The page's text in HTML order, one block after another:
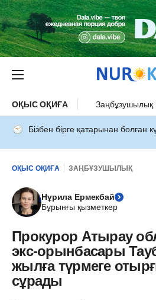
ОҚЫС ОҚИҒА Заңбұзушылық
Бізбен бірге қатарынан болған
ОҚЫС ОҚИҒА ЗАҢБҰЗУШЫЛЫҚ
Нұрила Ермекбай
Бұрынғы қызметкер
Прокурор Атырау
экс-орынбасары
жылға түрмеге
сұрады